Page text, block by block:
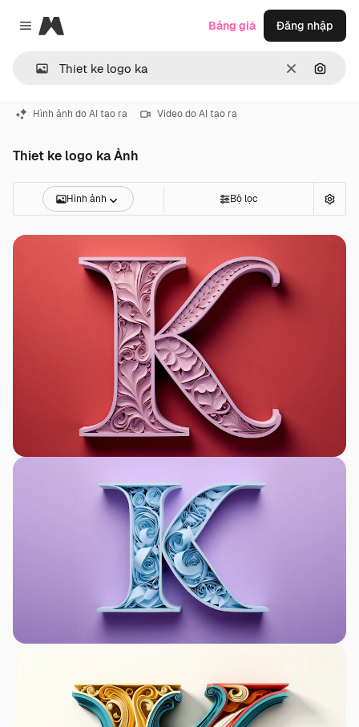
Close menu
Magnific
ThôngTìm
Bảng giá Đăng nhập
Hình ảnh do AI tạo ra Video do AI tạo ra
Thiet ke logo ka Ảnh
Hình ảnh Bộ lọc